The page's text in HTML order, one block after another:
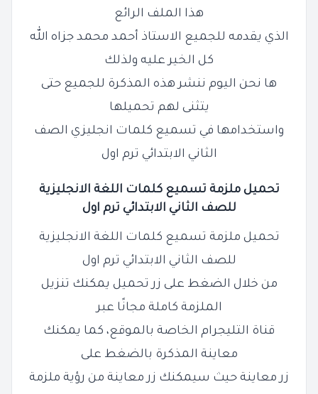
هذا الملف الرائع
الذي يقدمه للجميع الاستاذ أحمد محمد جزاه الله
كل الخير عليه ولذلك
ها نحن اليوم ننشر هذه المذكرة للجميع حتى
يتثنى لهم تحميلها
واستخدامها في تسميع كلمات انجليزي الصف
الثاني الابتدائي ترم اول
تحميل ملزمة تسميع كلمات اللغة الانجليزية
للصف الثاني الابتدائي ترم اول
تحميل ملزمة تسميع كلمات اللغة الانجليزية
للصف الثاني الابتدائي ترم اول
من خلال الضغط على زر تحميل يمكنك تنزيل
الملزمة كاملة مجانًا عبر
قناة التليجرام الخاصة بالموقع، كما يمكنك
معاينة المذكرة بالضغط على
زر معاينة حيث سيمكنك زر معاينة من رؤية ملزمة